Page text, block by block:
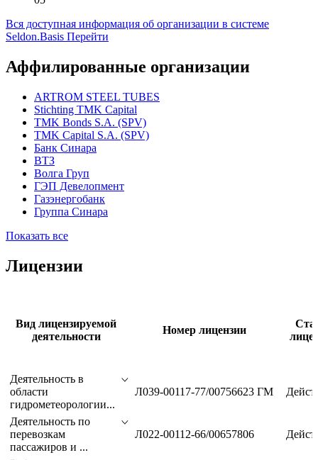
Код вида деятельности для отчетности страховых
компаний РФ
Вся доступная информация об организации в системе
Аффилированные организации
ARTROM STEEL TUBES
Stichting TMK Capital
TMK Bonds S.A. (SPV)
TMK Capital S.A. (SPV)
Банк Синара
ВТЗ
Волга Груп
ГЭП Девелопмент
Вид лицензируемой
деятельности
Деятельность в
области
гидрометеорологии...
Л039-00117-77/00756623 ГМ